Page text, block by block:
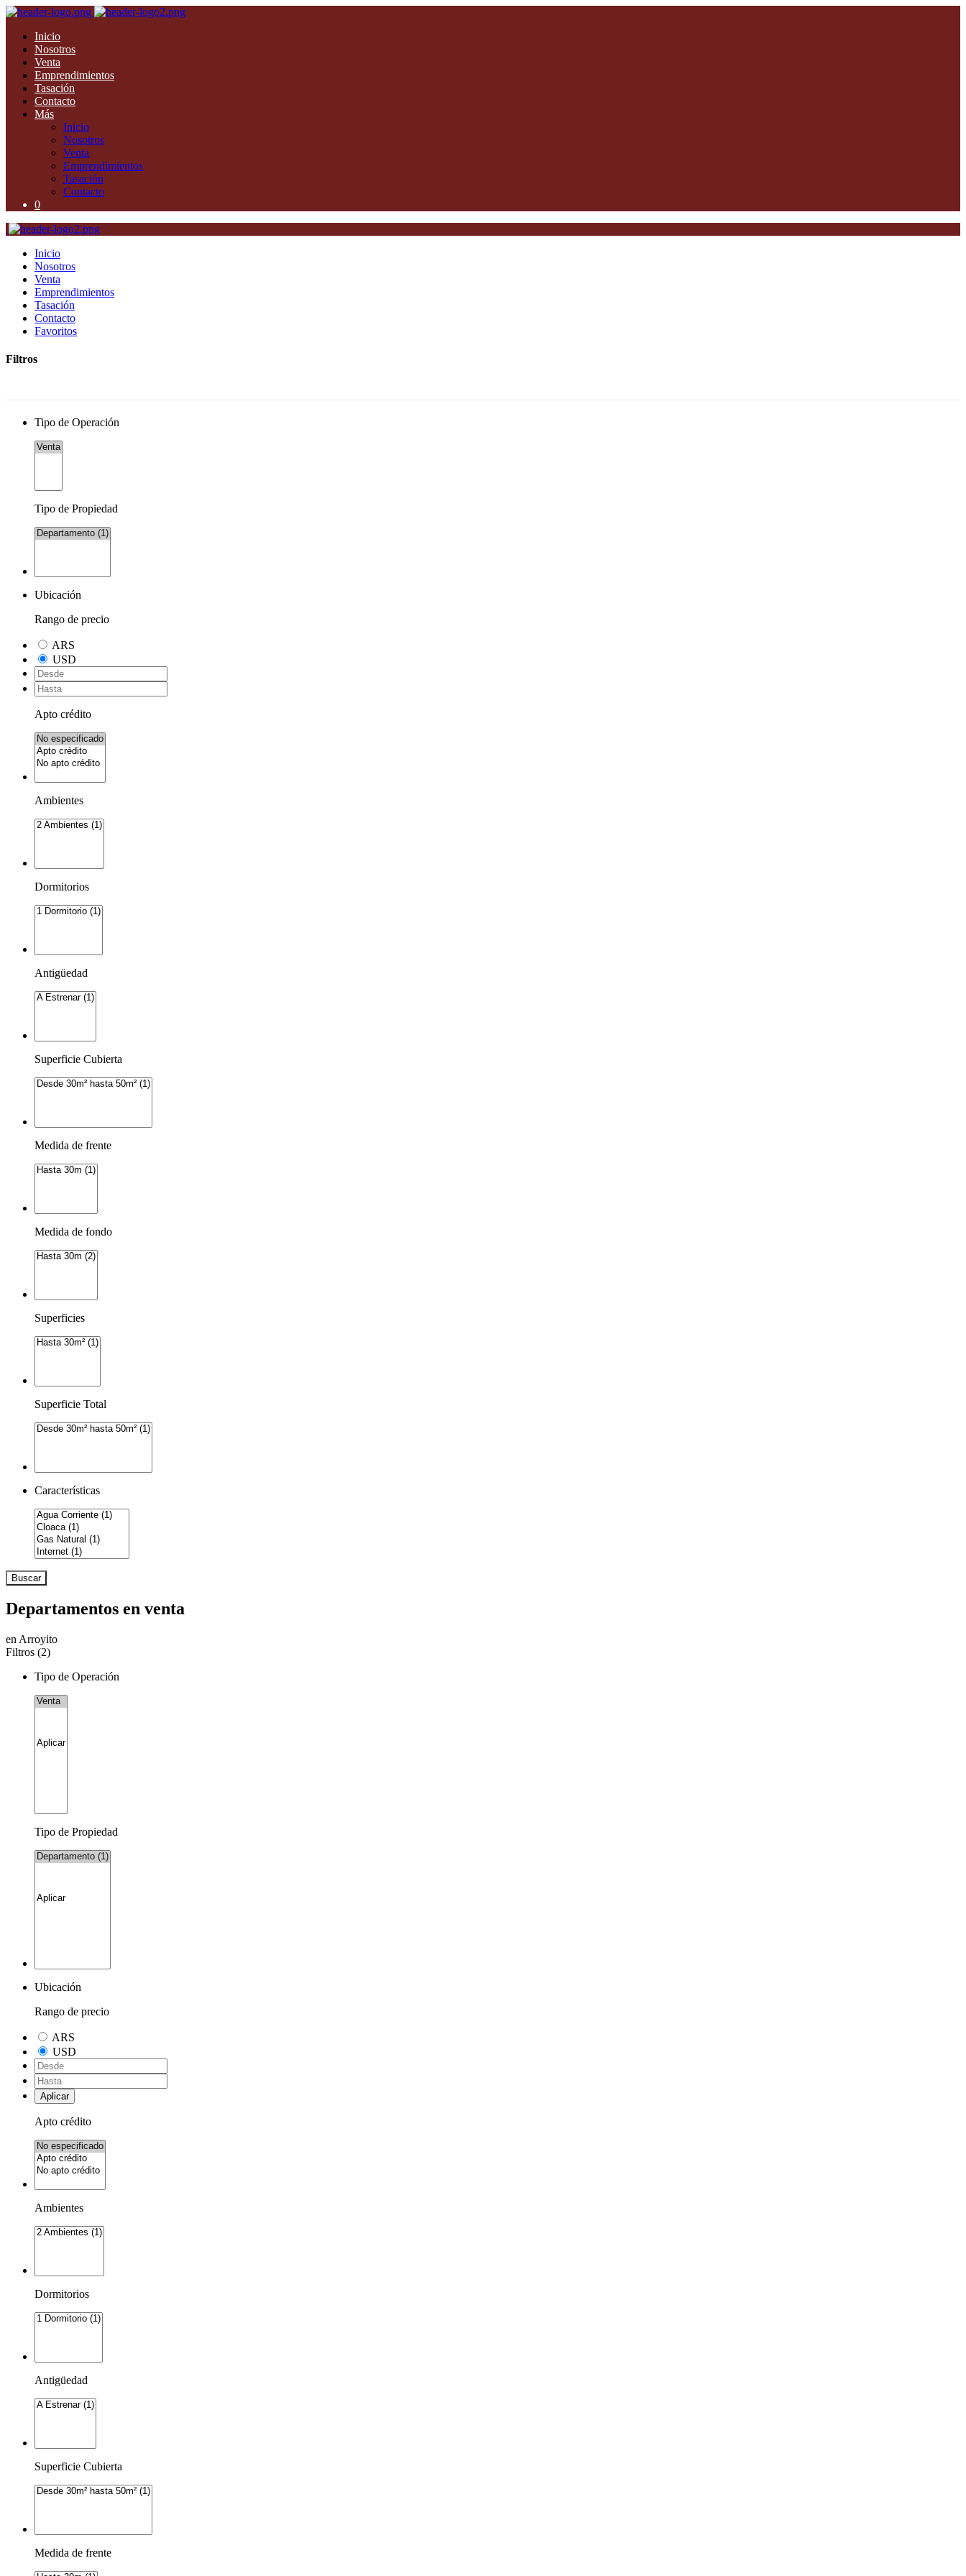
Inicio
Nosotros
Venta
Emprendimientos
Tasación
Contacto
Más
Inicio
Nosotros
Venta
Emprendimientos
Tasación
Contacto
0
Inicio
Nosotros
Venta
Emprendimientos
Tasación
Contacto
Favoritos
Filtros
Tipo de Operación
Tipo de Propiedad
Ubicación
Rango de precio
ARS
USD
Apto crédito
Ambientes
Dormitorios
Antigüedad
Superficie Cubierta
Medida de frente
Medida de fondo
Superficies
Superficie Total
Características
Buscar
Departamentos en venta
en Arroyito
Filtros (2)
Tipo de Operación
Tipo de Propiedad
Ubicación
Rango de precio
ARS
USD
Aplicar
Apto crédito
Ambientes
Dormitorios
Antigüedad
Superficie Cubierta
Medida de frente